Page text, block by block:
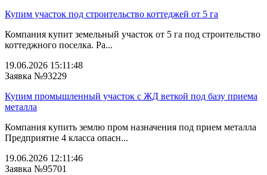
Купим участок под строительство коттеджей от 5 га
Компания купит земельный участок от 5 га под строительство
коттеджного поселка. Ра...
19.06.2026 15:11:48
Заявка №93229
Купим промышленный участок с ЖД веткой под базу приема
металла
Компания купить землю пром назначения под прием металла
Предприятие 4 класса опасн...
19.06.2026 12:11:46
Заявка №95701